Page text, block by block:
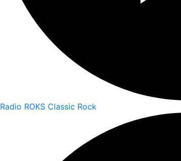
Radio ROKS Classic Rock